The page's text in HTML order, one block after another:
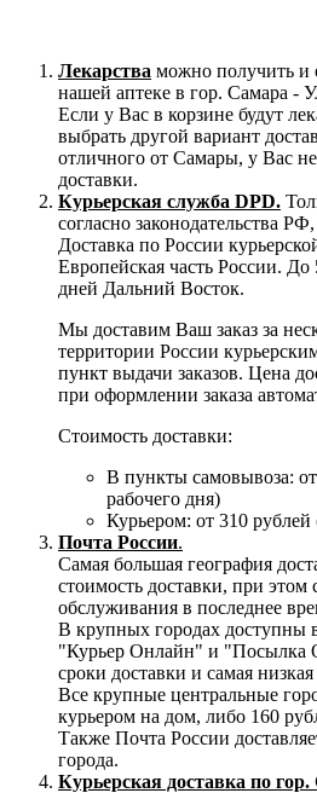
Лекарства можно получить и
нашей аптеке в гор. Самара -
Если у Вас в корзине будут
выбрать другой вариант
отличного от Самары, у Вас
доставки.
Курьерская служба DPD.
согласно законодательства
Доставка по России
Европейская часть России.
дней Дальний Восток.
Мы доставим Ваш заказ за
территории России
пункт выдачи заказов. Цена
при оформлении заказа
Стоимость доставки:
В пункты самовывоза:
рабочего дня)
Курьером: от 310 рублей
Почта России.
Самая большая география
стоимость доставки, при этом
обслуживания в последнее
В крупных городах доступны
"Курьер Онлайн" и "Посылка
сроки доставки и самая
Все крупные центральные
курьером на дом, либо 160
Также Почта России
города.
Курьерская доставка по